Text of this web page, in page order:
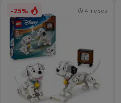
-25% 4 meses